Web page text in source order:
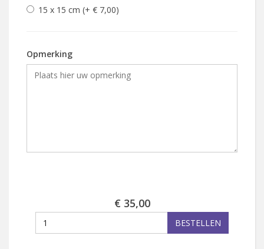
15 x 15 cm (+ € 7,00)
Opmerking
€ 35,00
BESTELLEN